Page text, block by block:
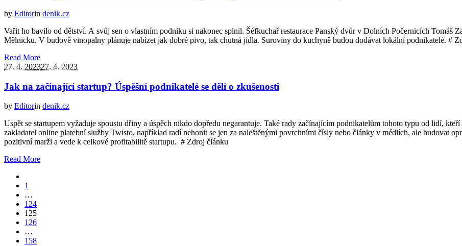
by Editorin denik.cz
Vařit ho bavilo od dětství. A svůj sen o vlastním podniku si nakonec splnil. Šéfkuchař restaurace Panský dvůr v Dolních Počernicích Tomáš
Mělnicku. V budově vinopalny plánuje nabízet jak dobré pivo, tak chutná jídla. Suroviny do kuchyně budou dodávat lokální podnikatelé. #
Read More
27. 4. 202327. 4. 2023
Jak na začínající startup? Úspěšní podnikatelé se dělí o zkušenosti
by Editorin denik.cz
Uspět se startupem vyžaduje spoustu dřiny a úspěch nikdo dopředu negarantuje. Také rady začínajícím podnikatelům tohoto typu od lidí,
zakladatel online platební služby Twisto, například radí nehonit se jen za naleštěnými povrchními čísly nebo články v médiích, ale budovat
pozitivní marži a vede k celkové profitabilitě startupu. # Zdroj článku
Read More
1
…
124
125
126
…
158